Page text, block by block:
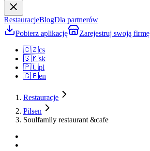
RestauracjeBlogDla partnerów
Pobierz aplikację
Zarejestruj swoją firmę
🇨🇿cs
🇸🇰sk
🇵🇱pl
🇬🇧en
Restauracje
Pilsen
Soulfamily restaurant &cafe